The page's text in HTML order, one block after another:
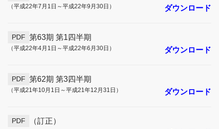
（平成22年7月1日～平成22年9月30日） ダウンロード
PDF 第63期 第1四半期
（平成22年4月1日～平成22年6月30日） ダウンロード
PDF 第62期 第3四半期
（平成21年10月1日～平成21年12月31日） ダウンロード
PDF
（訂正）